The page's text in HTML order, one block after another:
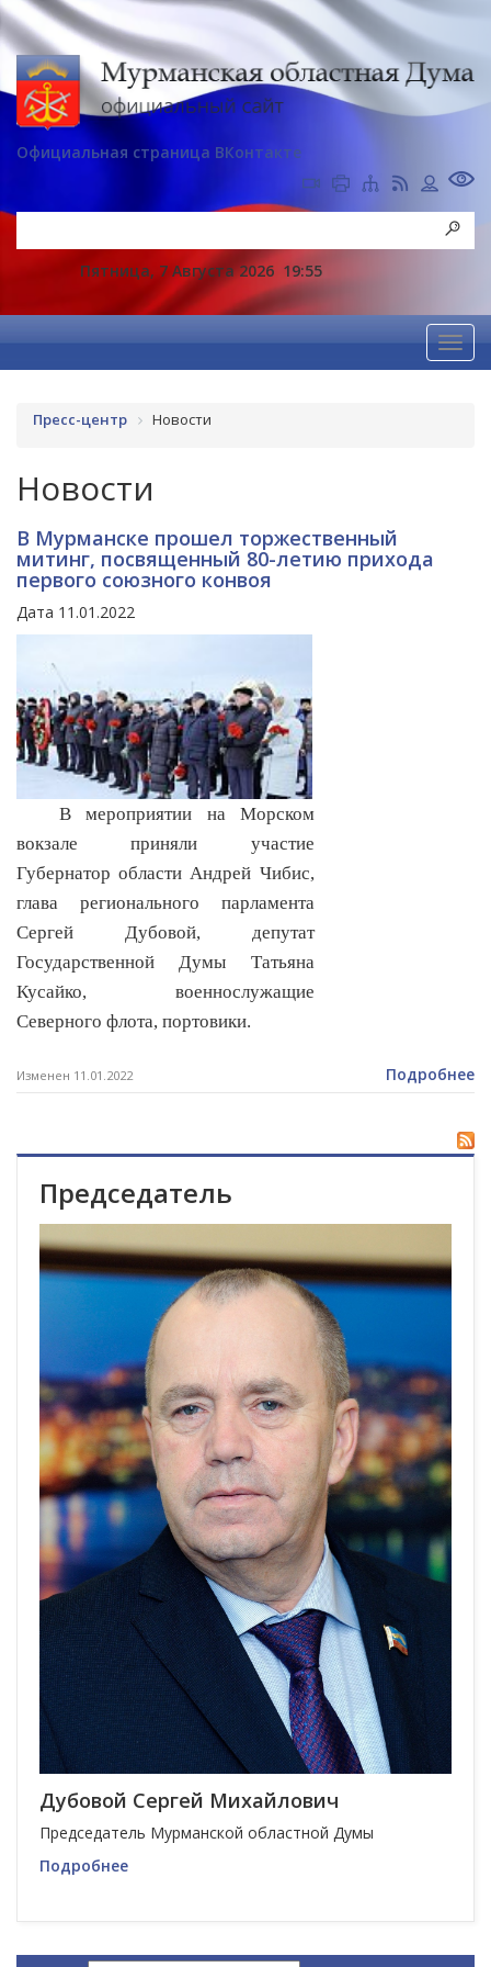
Официальная страница ВКонтакте
Пятница, 7 Августа 2026 19:55
Пресс-центр Новости
Новости
В Мурманске прошел торжественный
митинг, посвященный 80-летию прихода
первого союзного конвоя
Дата 11.01.2022
В мероприятии на Морском
вокзале приняли участие
Губернатор области Андрей Чибис,
глава регионального парламента
Сергей Дубовой, депутат
Государственной Думы Татьяна
Кусайко, военнослужащие
Северного флота, портовики.
Изменен 11.01.2022 Подробнее
Председатель
Дубовой Сергей Михайлович
Председатель Мурманской областной Думы
Подробнее